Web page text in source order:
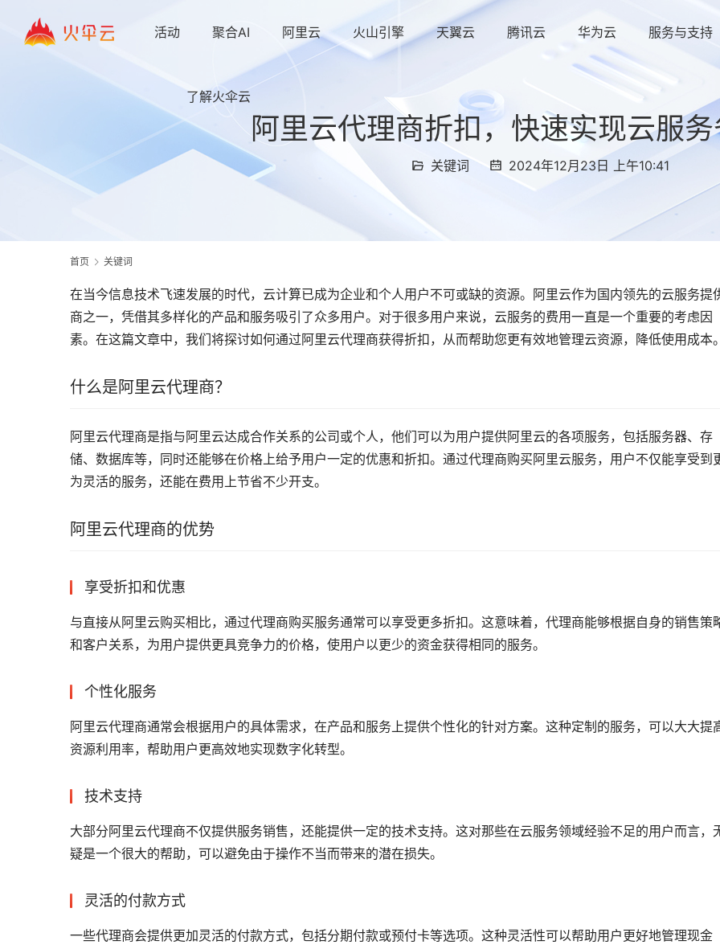
活动 聚合AI 阿里云 火山引擎 天翼云 腾讯云 华为云 服务与支持
了解火伞云
阿里云代理商折扣，快速实现云服
关键词 2024年12月23日 上午10:41
首页 关键词
在当今信息技术飞速发展的时代，云计算已成为企业和个人用户不可或缺的资源。阿里云作为国内领先的云服务提
商之一，凭借其多样化的产品和服务吸引了众多用户。对于很多用户来说，云服务的费用一直是一个重要的考虑因
素。在这篇文章中，我们将探讨如何通过阿里云代理商获得折扣，从而帮助您更有效地管理云资源，降低使用成本
什么是阿里云代理商？
阿里云代理商是指与阿里云达成合作关系的公司或个人，他们可以为用户提供阿里云的各项服务，包括服务器、存
储、数据库等，同时还能够在价格上给予用户一定的优惠和折扣。通过代理商购买阿里云服务，用户不仅能享受到
为灵活的服务，还能在费用上节省不少开支。
阿里云代理商的优势
享受折扣和优惠
与直接从阿里云购买相比，通过代理商购买服务通常可以享受更多折扣。这意味着，代理商能够根据自身的销售策
和客户关系，为用户提供更具竞争力的价格，使用户以更少的资金获得相同的服务。
个性化服务
阿里云代理商通常会根据用户的具体需求，在产品和服务上提供个性化的针对方案。这种定制的服务，可以大大提
资源利用率，帮助用户更高效地实现数字化转型。
技术支持
大部分阿里云代理商不仅提供服务销售，还能提供一定的技术支持。这对那些在云服务领域经验不足的用户而言，
疑是一个很大的帮助，可以避免由于操作不当而带来的潜在损失。
灵活的付款方式
一些代理商会提供更加灵活的付款方式，包括分期付款或预付卡等选项。这种灵活性可以帮助用户更好地管理现金